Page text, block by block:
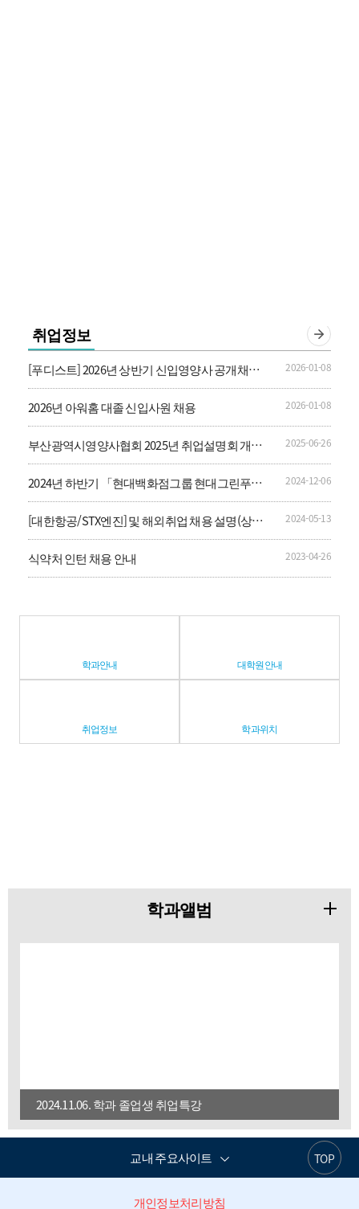
취업정보
[푸디스트] 2026년 상반기 신입영양사 공개채용
안내
2026-01-08
2026년 아워홈 대졸 신입사원 채용 2026-01-08
부산광역시영양사협회 2025년 취업설명회 개최
안내
2025-06-26
2024년 하반기 「현대백화점그룹 현대그린푸
드」 신입영양사 공개채용
2024-12-06
[대한항공/STX엔진] 및 해외취업 채용 설명(상담)
회 안내
2024-05-13
식약처 인턴 채용 안내 2023-04-26
학과안내 대학원안내
취업정보 학과위치
학과앨범
2024.11.06. 학과 졸업생 취업특강
TOP
교내 주요사이트
개인정보처리방침